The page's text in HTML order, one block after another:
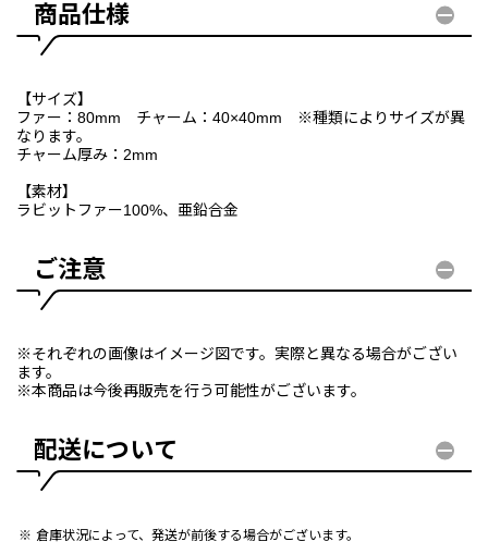
商品仕様
【サイズ】
ファー：80mm チャーム：40×40mm ※種類によりサイズが異
なります。
チャーム厚み：2mm
【素材】
ラビットファー100%、亜鉛合金
ご注意
※それぞれの画像はイメージ図です。実際と異なる場合がござい
ます。
※本商品は今後再販売を行う可能性がございます。
配送について
倉庫状況によって、発送が前後する場合がございます。